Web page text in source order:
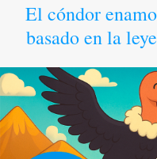
El cóndor
basado en la